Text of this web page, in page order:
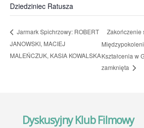
Dziedziniec Ratusza
Jarmark Spichrzowy: ROBERT
JANOWSKI, MACIEJ
MALEŃCZUK, KASIA KOWALSKA
Zakończenie
Kształcenia w
zamknięta
Dyskusyjny Klub Filmowy